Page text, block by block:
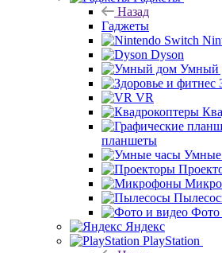
Назад
Гаджеты
Dyson
Умный
VR
планшеты
Умные
Фото
Яндекс
PlayStation